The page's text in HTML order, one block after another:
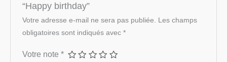
“Happy birthday”
Votre adresse e-mail ne sera pas publiée. Les champs
obligatoires sont indiqués avec *
Votre note *